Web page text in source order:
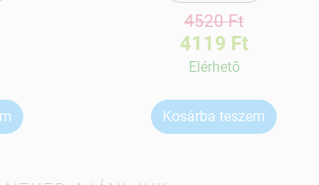
4520 Ft
4119 Ft
Elérhetõ
Kosárba teszem